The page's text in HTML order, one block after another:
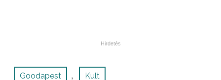
Goodapest , Kult